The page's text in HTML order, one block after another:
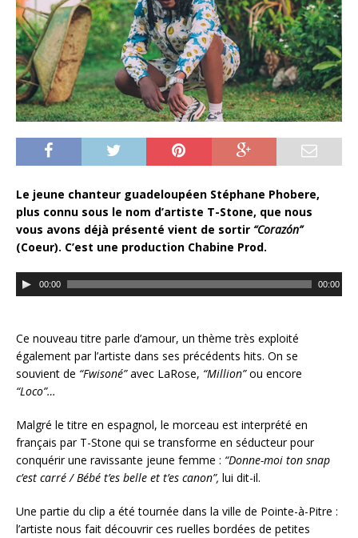
Le jeune chanteur guadeloupéen Stéphane Phobere,
plus connu sous le nom d’artiste T-Stone, que nous
vous avons déjà présenté vient de sortir “Corazón”
(Coeur). C’est une production Chabine Prod.
e
t
e
u
r
u
d
i
o
00:00 00:00
Ce nouveau titre parle d’amour, un thème très exploité
également par l’artiste dans ses précédents hits. On se
souvient de “Fwisoné”avec LaRose, “Million”ou encore
“Loco”…
Malgré le titre en espagnol, le morceau est interprété en
français par T-Stone qui se transforme en séducteur pour
conquérir une ravissante jeune femme : “Donne-moi ton snap
c’est carré / Bébé t’es belle et t’es canon”, lui dit-il.
Une partie du clip a été tournée dans la ville de Pointe-à-Pitre :
l’artiste nous fait découvrir ces ruelles bordées de petites